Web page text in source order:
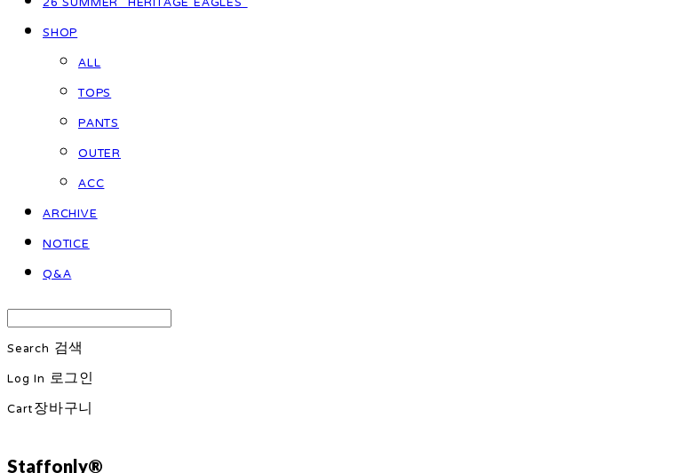
SHOP
ALL
TOPS
PANTS
OUTER
ACC
ARCHIVE
NOTICE
Q&A
Search 검색
Log In 로그인
Cart장바구니
Staffonly®